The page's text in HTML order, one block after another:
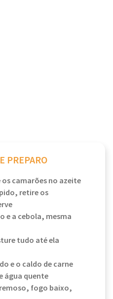
PREPARO
camarões no azeite
retire os
e a cebola, mesma
tudo até ela
e o caldo de carne
água quente
fogo baixo,